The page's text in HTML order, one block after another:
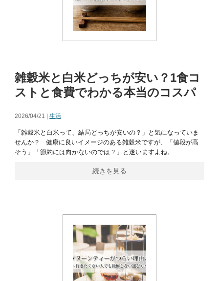
雑穀米と白米どっちが安い？1食コ
ストと食費でわかる本当のコスパ
2026/04/21 | 生活
「雑穀米と白米って、結局どっちが安いの？」と気になっていま
せんか？ 健康に良いイメージのある雑穀米ですが、「値段が高
そう」「節約には向かないのでは？」と迷いますよね。
続きを見る